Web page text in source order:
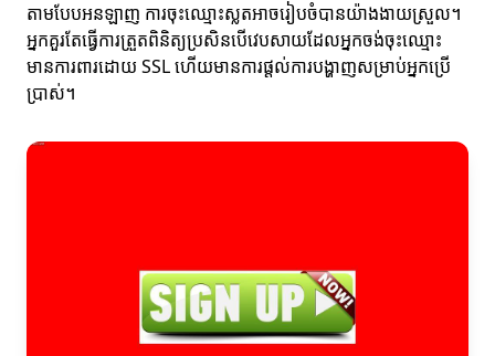
តាមបែបអនឡាញ ការចុះឈ្មោះស្លតអាចរៀបចំបានយ៉ាងងាយស្រួល។
អ្នកគួរតែធ្វើការត្រួតពិនិត្យប្រសិនបើវេបសាយដែលអ្នកចង់ចុះឈ្មោះ
មានការពារដោយ SSL ហើយមានការផ្តល់ការបង្ហាញសម្រាប់អ្នកប្រើ
ប្រាស់។